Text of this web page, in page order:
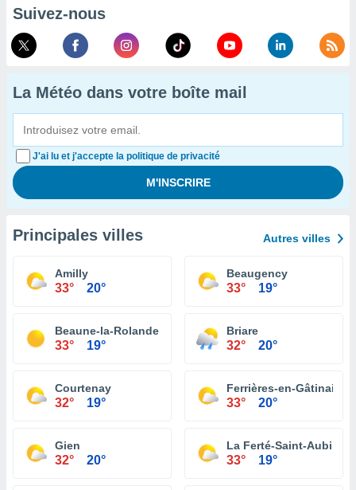
Suivez-nous
La Météo dans votre boîte mail
J'ai lu et j'accepte la politique de privacité
Principales villes Autres villes
Amilly
33° 20°
Beaugency
33° 19°
Beaune-la-Rolande
33° 19°
Briare
32° 20°
Courtenay
32° 19°
Ferrières-en-Gâtinais
33° 20°
Gien
32° 20°
La Ferté-Saint-Aubin
33° 19°